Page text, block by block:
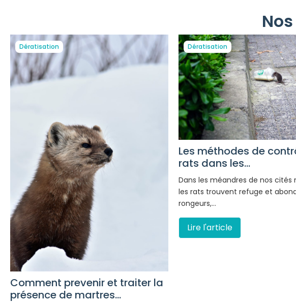
Dératisation
Comment prevenir et traiter la
présence de martres...
Dératisation
Les méthodes de
rats dans les...
Dans les méandres de nos cités
les rats trouvent refuge et
rongeurs,…
Lire l'article